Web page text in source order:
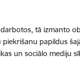
tā izmanto
piekrišanu papildus
un sociālo mediju